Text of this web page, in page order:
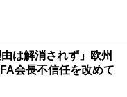
は解消されず」欧州
会長不信任を改めて